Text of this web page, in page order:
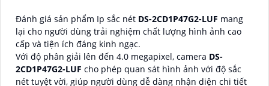
Đánh giá sản phẩm Ip sắc nét DS-2CD1P47G2-LUF mang
lại cho người dùng trải nghiệm chất lượng hình ảnh cao
cấp và tiện ích đáng kinh ngạc.
Với độ phân giải lên đến 4.0 megapixel, camera DS-
2CD1P47G2-LUF cho phép quan sát hình ảnh với độ sắc
nét tuyệt vời, giúp người dùng dễ dàng nhận diện chi tiết